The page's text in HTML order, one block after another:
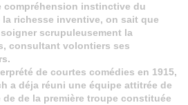
compréhension instinctive du
richesse inventive, on sait que
scrupuleusement la
consultant volontiers ses
de courtes comédies en 1915,
a déja réuni une équipe attitrée de
de la première troupe constituée